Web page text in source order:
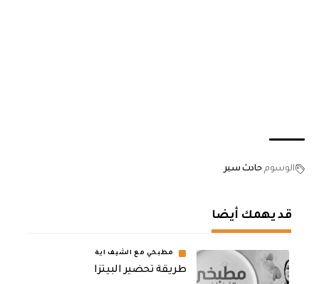
الوسوم حادث سير
قد يهمك أيضا
مطبخي مع الشيف اية
طريقة تحضير البيتزا